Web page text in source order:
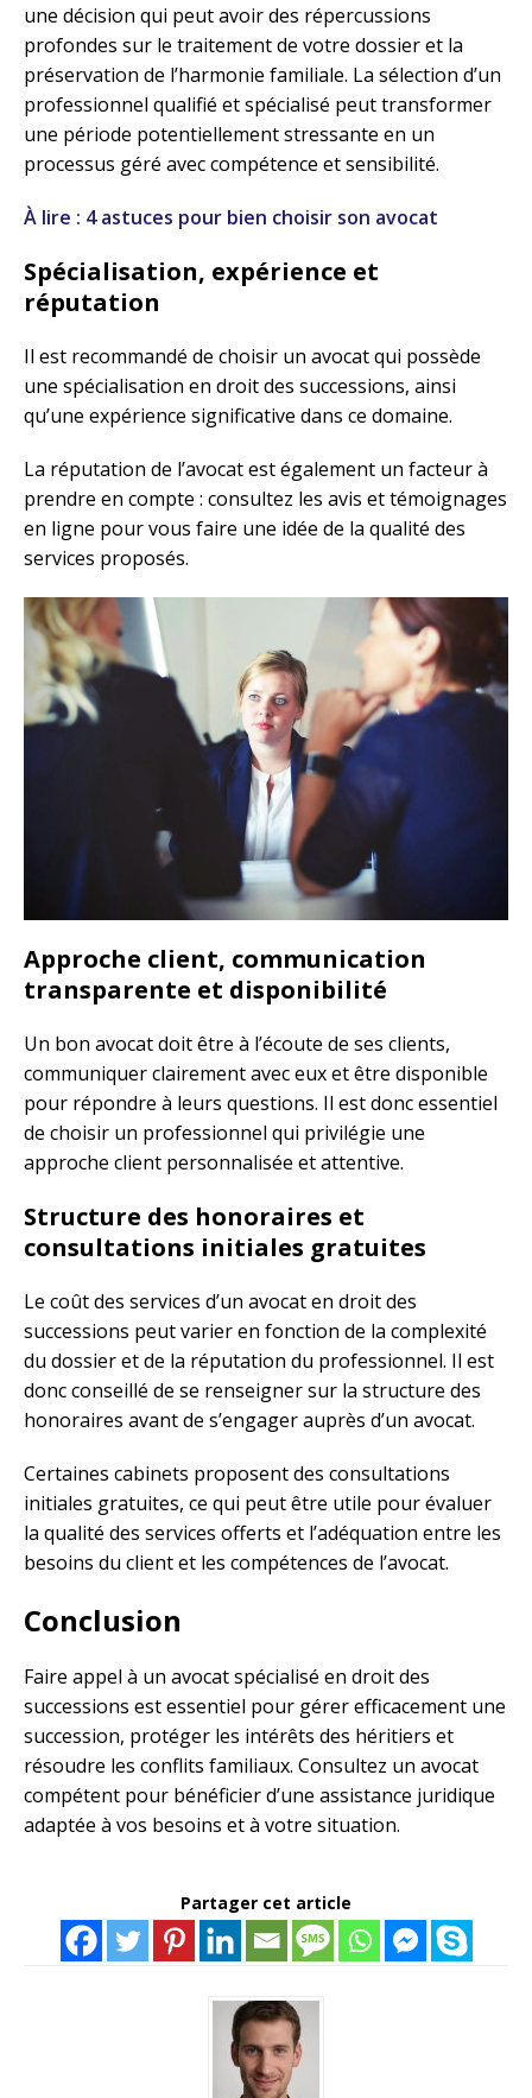
une décision qui peut avoir des répercussions
profondes sur le traitement de votre dossier et la
préservation de l’harmonie familiale. La sélection d’un
professionnel qualifié et spécialisé peut transformer
une période potentiellement stressante en un
processus géré avec compétence et sensibilité.
À lire : 4 astuces pour bien choisir son avocat
Spécialisation, expérience et
réputation
Il est recommandé de choisir un avocat qui possède
une spécialisation en droit des successions, ainsi
qu’une expérience significative dans ce domaine.
La réputation de l’avocat est également un facteur à
prendre en compte : consultez les avis et témoignages
en ligne pour vous faire une idée de la qualité des
services proposés.
Approche client, communication
transparente et disponibilité
Un bon avocat doit être à l’écoute de ses clients,
communiquer clairement avec eux et être disponible
pour répondre à leurs questions. Il est donc essentiel
de choisir un professionnel qui privilégie une
approche client personnalisée et attentive.
Structure des honoraires et
consultations initiales gratuites
Le coût des services d’un avocat en droit des
successions peut varier en fonction de la complexité
du dossier et de la réputation du professionnel. Il est
donc conseillé de se renseigner sur la structure des
honoraires avant de s’engager auprès d’un avocat.
Certaines cabinets proposent des consultations
initiales gratuites, ce qui peut être utile pour évaluer
la qualité des services offerts et l’adéquation entre les
besoins du client et les compétences de l’avocat.
Conclusion
Faire appel à un avocat spécialisé en droit des
successions est essentiel pour gérer efficacement une
succession, protéger les intérêts des héritiers et
résoudre les conflits familiaux. Consultez un avocat
compétent pour bénéficier d’une assistance juridique
adaptée à vos besoins et à votre situation.
Partager cet article